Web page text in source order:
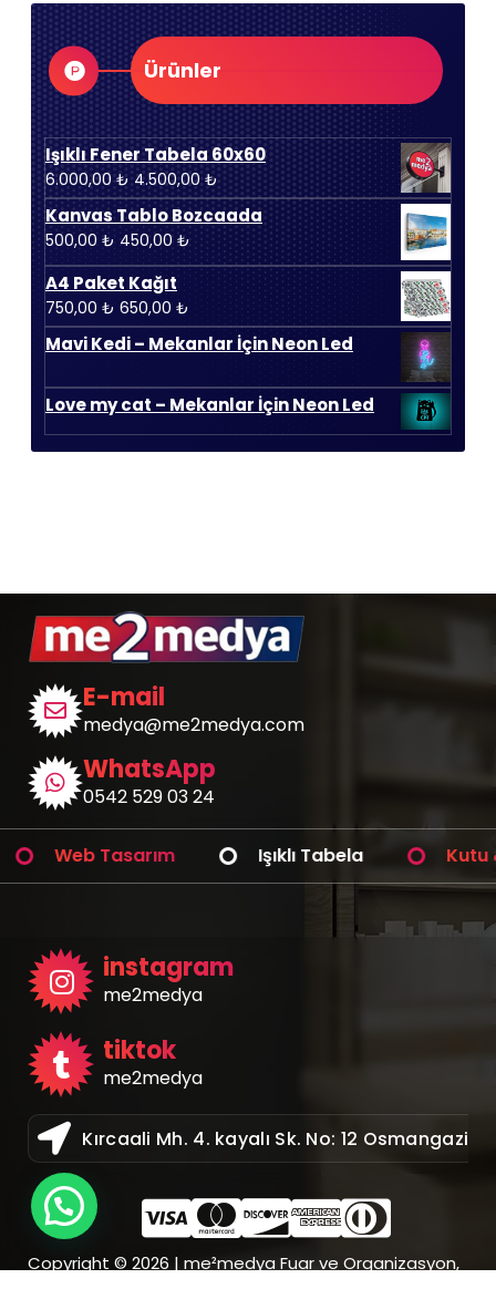
Ürünler
Işıklı Fener Tabela 60x60
6.000,00₺ Orijinal
fiyat:
6.000,00 ₺.
4.500,00₺Şu
andaki
fiyat:
4.500,00 ₺.
Kanvas Tablo Bozcaada
500,00 ₺ Orijinal
fiyat:
500,00 ₺.
450,00 ₺Şu
andaki
fiyat:
450,00 ₺.
A4 Paket Kağıt
750,00 ₺ Orijinal
fiyat:
750,00 ₺.
650,00 ₺
andaki
fiyat:
Mavi Kedi – Mekanlar İçin Neon Led
Love my cat – Mekanlar İçin Neon Led
E-mail
medya@me2medya.com
WhatsApp
0542 529 03 24
Tasarım Işıklı Tabela Kutu &
instagram
me2medya
Kırcaali Mh. 4. kayalı Sk. No: 12 Osmangazi /
tiktok
me2medya
Copyright © 2026 | me²medya Fuar ve Organizasyon,